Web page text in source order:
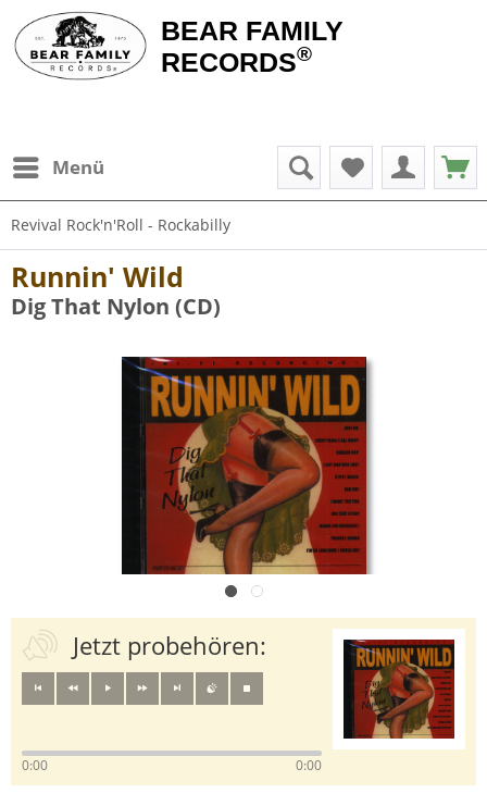
BEAR FAMILY
RECORDS®
Menü
Revival Rock'n'Roll - Rockabilly
Runnin' Wild
Dig That Nylon (CD)
Jetzt probehören:
0:00 0:00